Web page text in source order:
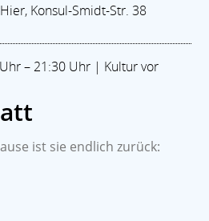
Konsul-Smidt-Str. 38
– 21:30 Uhr | Kultur vor
ist sie endlich zurück: